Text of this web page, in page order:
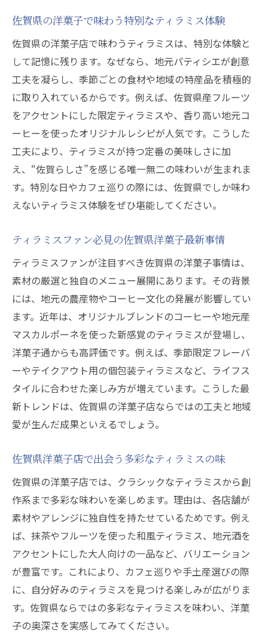
贈り物向きの佐賀県洋菓子はここが違う
洋菓子とティラミスで広がる佐賀県の贈答
文化
佐賀県産洋菓子がもたらす贈り物の特別感
佐賀県の洋菓子で味わう特別なティラミス体験
佐賀県の洋菓子店で味わうティラミスは、特別な体験と
して記憶に残ります。なぜなら、地元パティシエが創意
工夫を凝らし、季節ごとの食材や地域の特産品を積極的
に取り入れているからです。例えば、佐賀県産フルーツ
をアクセントにした限定ティラミスや、香り高い地元コ
ーヒーを使ったオリジナルレシピが人気です。こうした
工夫により、ティラミスが持つ定番の美味しさに加
え、“佐賀らしさ”を感じる唯一無二の味わいが生まれま
す。特別な日やカフェ巡りの際には、佐賀県でしか味わ
えないティラミス体験をぜひ堪能してください。
ティラミスファン必見の佐賀県洋菓子最新事情
ティラミスファンが注目すべき佐賀県の洋菓子事情は、
素材の厳選と独自のメニュー展開にあります。その背景
には、地元の農産物やコーヒー文化の発展が影響してい
ます。近年は、オリジナルブレンドのコーヒーや地元産
マスカルポーネを使った新感覚のティラミスが登場し、
洋菓子通からも高評価です。例えば、季節限定フレーバ
ーやテイクアウト用の個包装ティラミスなど、ライフス
タイルに合わせた楽しみ方が増えています。こうした最
新トレンドは、佐賀県の洋菓子店ならではの工夫と地域
愛が生んだ成果といえるでしょう。
佐賀県洋菓子店で出会う多彩なティラミスの味
佐賀県の洋菓子店では、クラシックなティラミスから創
作系まで多彩な味わいを楽しめます。理由は、各店舗が
素材やアレンジに独自性を持たせているためです。例え
ば、抹茶やフルーツを使った和風ティラミス、地元酒を
アクセントにした大人向けの一品など、バリエーション
が豊富です。これにより、カフェ巡りや手土産選びの際
に、自分好みのティラミスを見つける楽しみが広がりま
す。佐賀県ならではの多彩なティラミスを味わい、洋菓
子の奥深さを実感してみてください。